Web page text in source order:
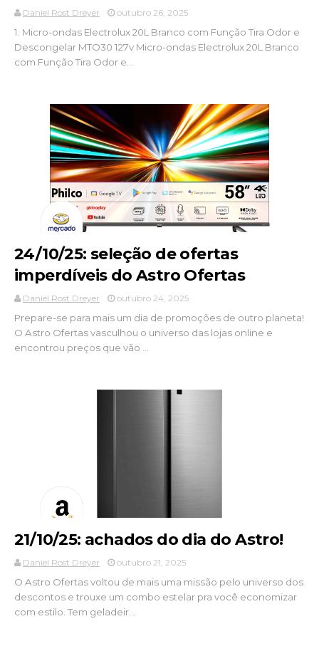
Daniel Rost Dreyer outubro 26, 2025
1. Micro-ondas Electrolux 20L Branco com Função Tira Odor e
Descongelar MTO30 127v Micro-ondas Electrolux 20L Branco
com Função Tira Odor e...
24/10/25: seleção de ofertas
imperdíveis do Astro Ofertas
Daniel Rost Dreyer outubro 24, 2025
Prepare-se para mais um dia de promoções de outro planeta!
O Astro Ofertas vasculhou o universo das lojas online e
encontrou preços que vão ...
21/10/25: achados do dia do Astro!
Daniel Rost Dreyer outubro 21, 2025
O Astro Ofertas voltou de mais uma missão pelo universo dos
descontos e trouxe um combo estelar pra você economizar
com estilo. Tem geladeir...